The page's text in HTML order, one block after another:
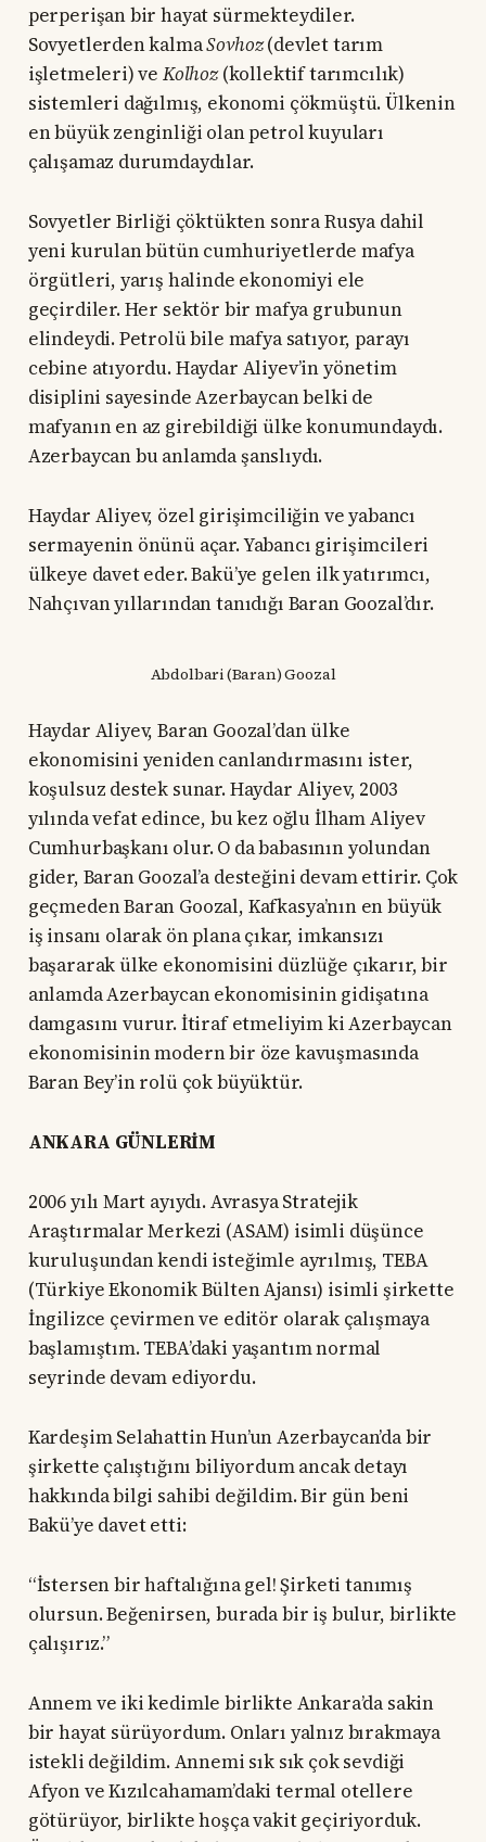
perperişan bir hayat sürmekteydiler.
Sovyetlerden kalmaSovhoz(devlet tarım
işletmeleri) ve Kolhoz(kollektif tarımcılık)
sistemleri dağılmış, ekonomi çökmüştü. Ülkenin
en büyük zenginliği olan petrol kuyuları
çalışamaz durumdaydılar.
Sovyetler Birliği çöktükten sonra Rusya dahil
yeni kurulan bütün cumhuriyetlerde mafya
örgütleri, yarış halinde ekonomiyi ele
geçirdiler. Her sektör bir mafya grubunun
elindeydi. Petrolü bile mafya satıyor, parayı
cebine atıyordu. Haydar Aliyev’in yönetim
disiplini sayesinde Azerbaycan belki de
mafyanın en az girebildiği ülke konumundaydı.
Azerbaycan bu anlamda şanslıydı.
Haydar Aliyev, özel girişimciliğin ve yabancı
sermayenin önünü açar. Yabancı girişimcileri
ülkeye davet eder. Bakü’ye gelen ilk yatırımcı,
Nahçıvan yıllarından tanıdığı Baran Goozal’dır.
Abdolbari (Baran) Goozal
Haydar Aliyev, Baran Goozal’dan ülke
ekonomisini yeniden canlandırmasını ister,
koşulsuz destek sunar. Haydar Aliyev, 2003
yılında vefat edince, bu kez oğlu İlham Aliyev
Cumhurbaşkanı olur. O da babasının yolundan
gider, Baran Goozal’a desteğini devam ettirir. Çok
geçmeden Baran Goozal, Kafkasya’nın en büyük
iş insanı olarak ön plana çıkar, imkansızı
başararak ülke ekonomisini düzlüğe çıkarır, bir
anlamda Azerbaycan ekonomisinin gidişatına
damgasını vurur. İtiraf etmeliyim ki Azerbaycan
ekonomisinin modern bir öze kavuşmasında
Baran Bey’in rolü çok büyüktür.
ANKARA GÜNLERİM
2006 yılı Mart ayıydı. Avrasya Stratejik
Araştırmalar Merkezi (ASAM) isimli düşünce
kuruluşundan kendi isteğimle ayrılmış, TEBA
(Türkiye Ekonomik Bülten Ajansı) isimli şirkette
İngilizce çevirmen ve editör olarak çalışmaya
başlamıştım. TEBA’daki yaşantım normal
seyrinde devam ediyordu.
Kardeşim Selahattin Hun’un Azerbaycan’da bir
şirkette çalıştığını biliyordum ancak detayı
hakkında bilgi sahibi değildim. Bir gün beni
Bakü’ye davet etti:
“İstersen bir haftalığına gel! Şirketi tanımış
olursun. Beğenirsen, burada bir iş bulur, birlikte
çalışırız.”
Annem ve iki kedimle birlikte Ankara’da sakin
bir hayat sürüyordum. Onları yalnız bırakmaya
istekli değildim. Annemi sık sık çok sevdiği
Afyon ve Kızılcahamam’daki termal otellere
götürüyor, birlikte hoşça vakit geçiriyorduk.